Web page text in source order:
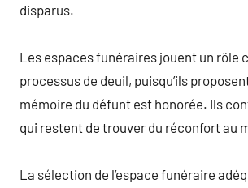
disparus.
Les espaces funéraires jouent un rôle
processus de deuil, puisqu’ils
mémoire du défunt est honorée. Ils
qui restent de trouver du réconfort au
La sélection de l’espace funéraire